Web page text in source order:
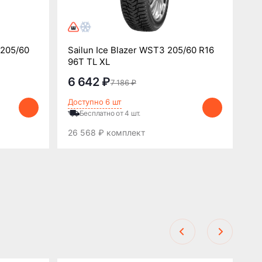
60
Sailun Ice Blazer WST3 205/60 R16
96T TL XL
7 186 ₽
6 642 ₽
Доступно 6 шт
Бесплатно от 4 шт.
26 568 ₽ комплект